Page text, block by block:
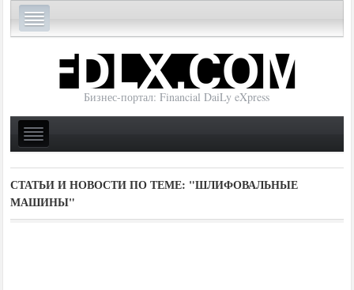
Бизнес-портал: Financial DaiLy eXpress
СТАТЬИ И НОВОСТИ ПО ТЕМЕ: "ШЛИФОВАЛЬНЫЕ
МАШИНЫ"